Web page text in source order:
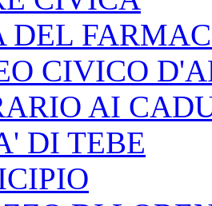
DEL
CIVICO
AI
DI TEBE